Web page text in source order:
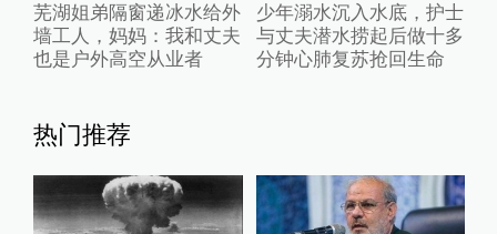
芜湖姐弟隔窗递冰水给外
墙工人，妈妈：我和丈夫
也是户外高空从业者
少年溺水沉入水底，护士
与丈夫潜水捞起后做十多
分钟心肺复苏抢回生命
热门推荐